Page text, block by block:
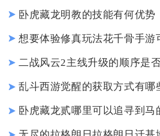
卧虎藏龙明教的技能有何优势
想要体验修真玩法花千骨手游
乱斗西游觉醒的获取方式有哪
卧虎藏龙贰哪里可以追寻到马